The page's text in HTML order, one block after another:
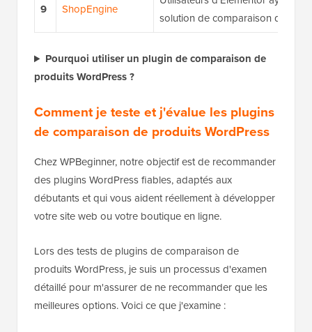
9 ShopEngine
solution de comparaison de
Pourquoi utiliser un plugin de comparaison de
produits WordPress ?
Comment je teste et j'évalue les plugins
de comparaison de produits WordPress
Chez WPBeginner, notre objectif est de recommander
des plugins WordPress fiables, adaptés aux
débutants et qui vous aident réellement à développer
votre site web ou votre boutique en ligne.
Lors des tests de plugins de comparaison de
produits WordPress, je suis un processus d'examen
détaillé pour m'assurer de ne recommander que les
meilleures options. Voici ce que j'examine :